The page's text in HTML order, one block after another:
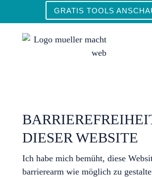
GRATIS TOOLS
DIESER WEBSITE
Ich habe mich bemüht, diese
barrierearm wie möglich zu